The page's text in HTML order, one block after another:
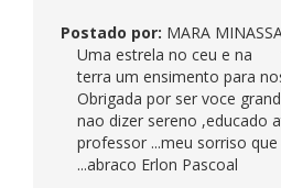
Postado por: MARA
Uma estrela no ceu e na
terra um ensimento para
Obrigada por ser voce
nao dizer sereno ,educado
professor ...meu sorriso
...abraco Erlon Pascoal